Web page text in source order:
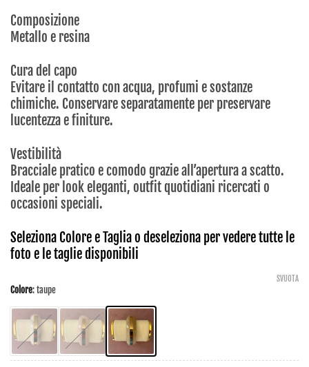
Composizione
Metallo e resina
Cura del capo
Evitare il contatto con acqua, profumi e sostanze
chimiche. Conservare separatamente per preservare
lucentezza e finiture.
Vestibilità
Bracciale pratico e comodo grazie all’apertura a scatto.
Ideale per look eleganti, outfit quotidiani ricercati o
occasioni speciali.
Seleziona Colore e Taglia o deseleziona per vedere tutte le
foto e le taglie disponibili
Colore:taupe
SVUOTA